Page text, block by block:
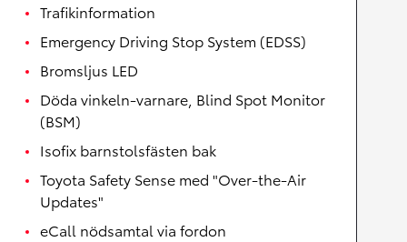
Trafikinformation
Emergency Driving Stop System (EDSS)
Bromsljus LED
Döda vinkeln-varnare, Blind Spot Monitor
(BSM)
Isofix barnstolsfästen bak
Toyota Safety Sense med "Over-the-Air
Updates"
eCall nödsamtal via fordon